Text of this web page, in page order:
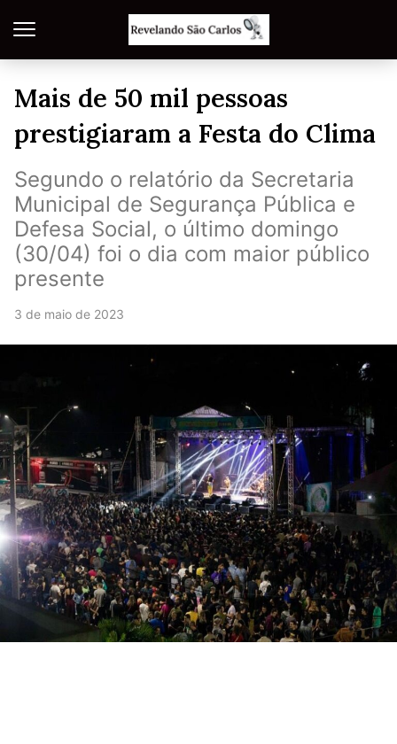
Mais de 50 mil pessoas
prestigiaram a Festa do Clima
Segundo o relatório da Secretaria
Municipal de Segurança Pública e
Defesa Social, o último domingo
(30/04) foi o dia com maior público
presente
3 de maio de 2023